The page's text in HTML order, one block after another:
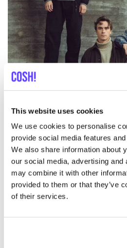
This website uses cookies
We use cookies to personalise
provide social media features
We also share information about
our social media, advertising and
may combine it with other
provided to them or that they’ve
of their services.